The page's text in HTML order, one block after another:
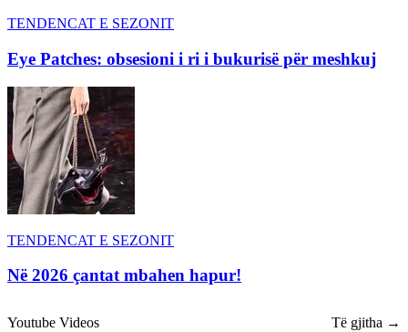
TENDENCAT E SEZONIT
Eye Patches: obsesioni i ri i bukurisë për meshkuj
TENDENCAT E SEZONIT
Në 2026 çantat mbahen hapur!
Youtube Videos Të gjitha →